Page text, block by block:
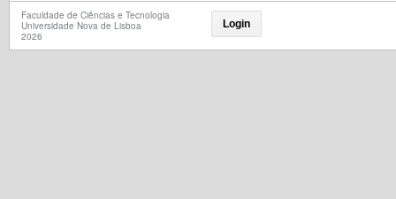
Faculdade de Ciências e Tecnologia
Universidade Nova de Lisboa
2026
Login